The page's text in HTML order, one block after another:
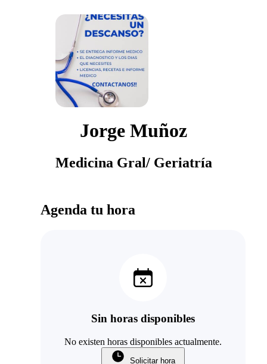
Jorge Muñoz
Medicina Gral/ Geriatría
Agenda tu hora
Sin horas disponibles
No existen horas disponibles actualmente.
Solicitar hora